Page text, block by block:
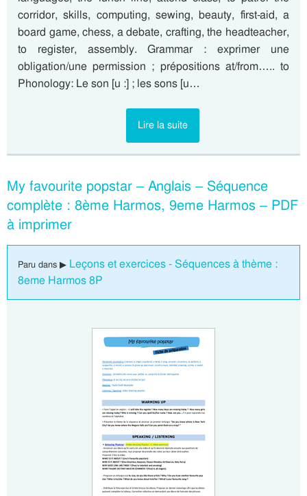
corridor, skills, computing, sewing, beauty, first-aid, a
board game, chess, a debate, crafting, the headteacher,
to register, assembly. Grammar : exprimer une
obligation/une permission ; prépositions at/from….. to
Phonology: Le son [u :] ; les sons [u…
Lire la suite
My favourite popstar – Anglais – Séquence
complète : 8ème Harmos, 9eme Harmos – PDF
à imprimer
Paru dans ▶ Leçons et exercices - Séquences à thème :
8eme Harmos 8P